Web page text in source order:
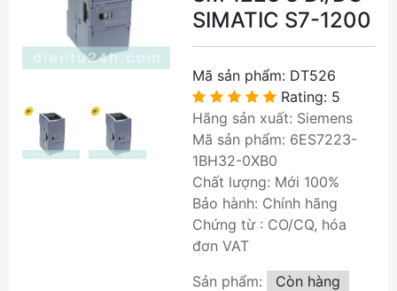
SIMATIC S7-1200
Mã sản phẩm: DT526
Rating: 5
Hãng sản xuất: Siemens
Mã sản phẩm: 6ES7223-
1BH32-0XB0
Chất lượng: Mới 100%
Bảo hành: Chính hãng
Chứng từ : CO/CQ, hóa
đơn VAT
Sản phẩm:
Còn hàng